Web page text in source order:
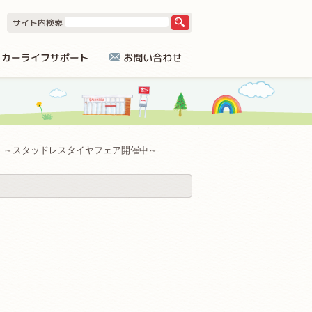
～スタッドレスタイヤフェア開催中～